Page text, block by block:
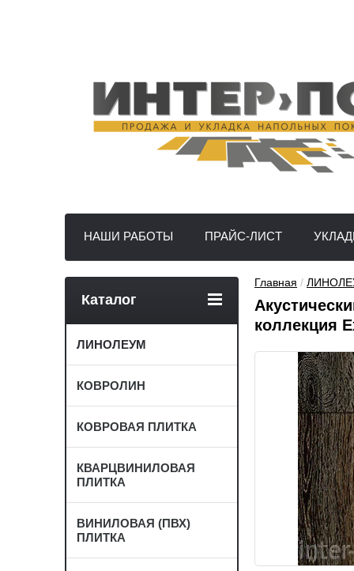
НАШИ РАБОТЫ ПРАЙС-ЛИСТ
Главная /
коллекция
Каталог
ЛИНОЛЕУМ
КОВРОЛИН
КОВРОВАЯ ПЛИТКА
КВАРЦВИНИЛОВАЯ
ПЛИТКА
ВИНИЛОВАЯ (ПВХ)
ПЛИТКА